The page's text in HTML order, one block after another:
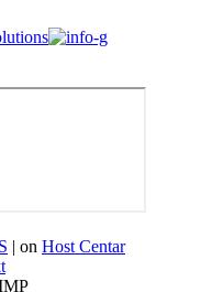
| on Host Centar